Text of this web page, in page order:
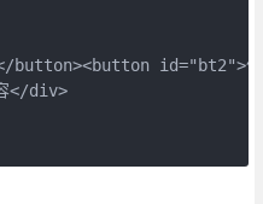
button><button id="bt2">
</div>